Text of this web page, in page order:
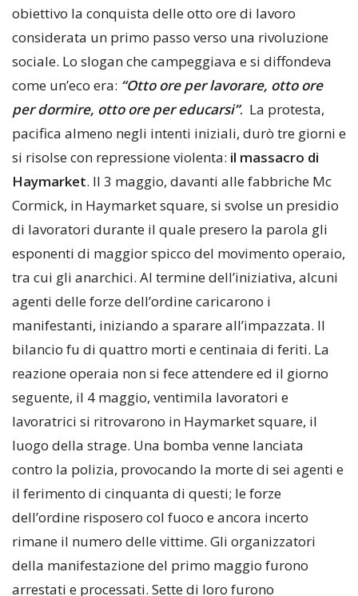
obiettivo la conquista delle otto ore di lavoro
considerata un primo passo verso una rivoluzione
sociale. Lo slogan che campeggiava e si diffondeva
come un’eco era: “Otto ore per lavorare, otto ore
per dormire, otto ore per educarsi”. La protesta,
pacifica almeno negli intenti iniziali, durò tre giorni e
si risolse con repressione violenta: il massacro di
Haymarket. Il 3 maggio, davanti alle fabbriche Mc
Cormick, in Haymarket square, si svolse un presidio
di lavoratori durante il quale presero la parola gli
esponenti di maggior spicco del movimento operaio,
tra cui gli anarchici. Al termine dell’iniziativa, alcuni
agenti delle forze dell’ordine caricarono i
manifestanti, iniziando a sparare all’impazzata. Il
bilancio fu di quattro morti e centinaia di feriti. La
reazione operaia non si fece attendere ed il giorno
seguente, il 4 maggio, ventimila lavoratori e
lavoratrici si ritrovarono in Haymarket square, il
luogo della strage. Una bomba venne lanciata
contro la polizia, provocando la morte di sei agenti e
il ferimento di cinquanta di questi; le forze
dell’ordine risposero col fuoco e ancora incerto
rimane il numero delle vittime. Gli organizzatori
della manifestazione del primo maggio furono
arrestati e processati. Sette di loro furono